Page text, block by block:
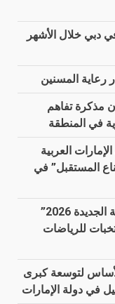
تسليم 11 مشروعاً في دبي خلال الأشهر
رعاية المسنين
مذكرة تفاهم
في المنطقة
العربية
المستقبل” في
الرياض تستضيف “مؤتمر الرياضة العالمية الجديدة 2026”
للرياضات
لتوسعة كبرى
في دولة الإمارات